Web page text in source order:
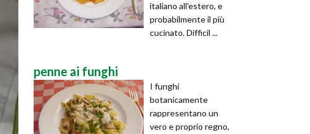
italiano all'estero, e
probabilmente il più
cucinato. Difficil ...
penne ai funghi
I funghi
botanicamente
rappresentano un
vero e proprio regno,